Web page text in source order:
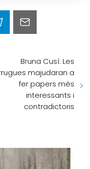
Bruna Cusí: Les
majudaran a
fer papers més
interessants i
contradictoris